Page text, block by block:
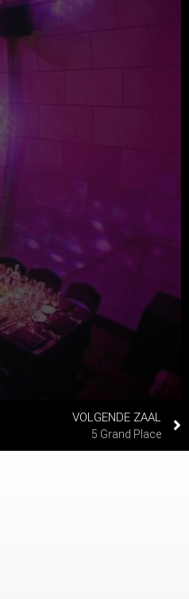
VOLGENDE ZAAL
5 Grand Place